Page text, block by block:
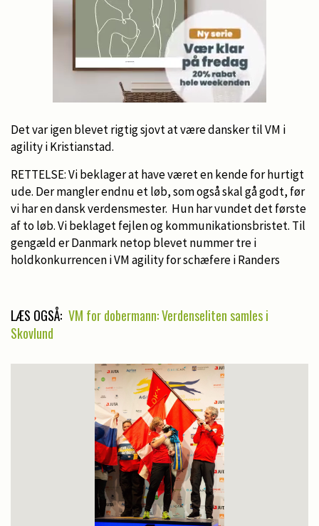
Det var igen blevet rigtig sjovt at være dansker til VM i
agility i Kristianstad.
RETTELSE: Vi beklager at have været en kende for hurtigt
ude. Der mangler endnu et løb, som også skal gå godt, før
vi har en dansk verdensmester. Hun har vundet det første
af to løb. Vi beklaget fejlen og kommunikationsbristet. Til
gengæld er Danmark netop blevet nummer tre i
holdkonkurrencen i VM agility for schæfere i Randers
LÆS OGSÅ: VM for dobermann: Verdenseliten samles i
Skovlund